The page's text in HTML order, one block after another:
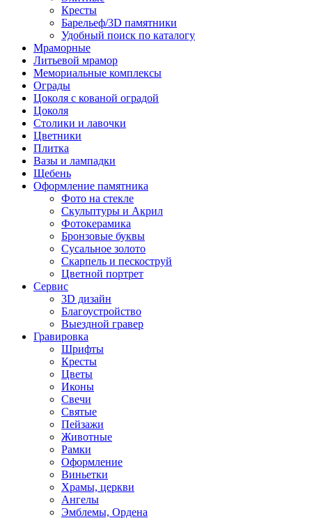
Кресты
Барельеф/3D памятники
Удобный поиск по каталогу
Мраморные
Литьевой мрамор
Мемориальные комплексы
Ограды
Цоколя с кованой оградой
Цоколя
Столики и лавочки
Цветники
Плитка
Вазы и лампадки
Щебень
Оформление памятника
Фото на стекле
Скульптуры и Акрил
Фотокерамика
Бронзовые буквы
Сусальное золото
Скарпель и пескоструй
Цветной портрет
Сервис
3D дизайн
Благоустройство
Выездной гравер
Гравировка
Шрифты
Кресты
Цветы
Иконы
Свечи
Святые
Пейзажи
Животные
Рамки
Оформление
Виньетки
Храмы, церкви
Ангелы
Эмблемы, Ордена